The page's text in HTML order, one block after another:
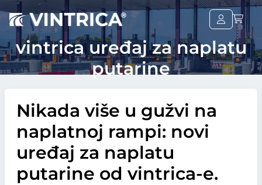
vintrica uređaj za naplatu
putarine
Nikada više u gužvi na
naplatnoj rampi: novi
uređaj za naplatu
putarine od vintrica-e.